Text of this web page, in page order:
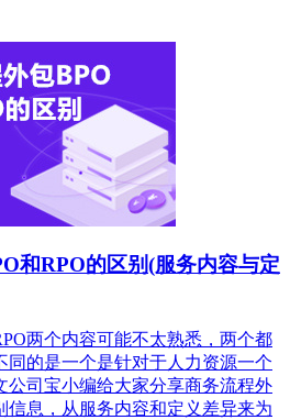
和RPO的区别(服务内容与定
两个内容可能不太熟悉，两个都
同的是一个是针对于人力资源一个
公司宝小编给大家分享商务流程外
信息，从服务内容和定义差异来为